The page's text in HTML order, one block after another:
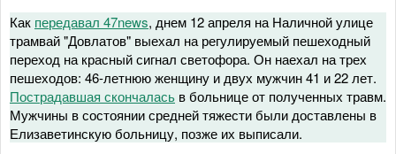
Как передавал 47news, днем 12 апреля на Наличной улице
трамвай "Довлатов" выехал на регулируемый пешеходный
переход на красный сигнал светофора. Он наехал на трех
пешеходов: 46-летнюю женщину и двух мужчин 41 и 22 лет.
Пострадавшая скончалась в больнице от полученных травм.
Мужчины в состоянии средней тяжести были доставлены в
Елизаветинскую больницу, позже их выписали.